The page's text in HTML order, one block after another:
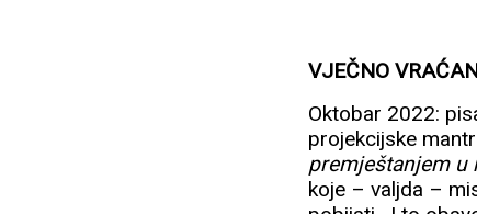
VJEČNO
Oktobar 2022:
projekcijske
premještanjem u
koje – valjda –